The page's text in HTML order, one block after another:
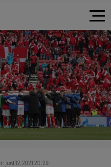
juni 12, 2021 20:29